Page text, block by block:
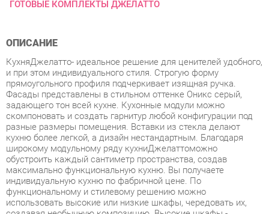
ОПИСАНИЕ
прямоугольного профиля подчеркивает изящная ручка.
задающего тон всей кухне. Кухонные модули можно
скомпоновать и создать гарнитур любой конфигурации под
разные размеры помещения. Вставки из стекла делают
кухню более легкой, а дизайн нестандартным. Благодаря
широкому модульному ряду кухниДжелаттоможно
обустроить каждый сантиметр пространства, создав
максимально функциональную кухню. Вы получаете
индивидуальную кухню по фабричной цене. По
функциональному и стилевому решению можно
использовать высокие или низкие шкафы, чередовать их,
создавая необычную композицию. Высокие шкафы -
преимущество коллекции, можно выстроить кухню почти до
потолка - удобно уложить на верхние полки редко
используемые вещи. Стиль - классический, итальянский.